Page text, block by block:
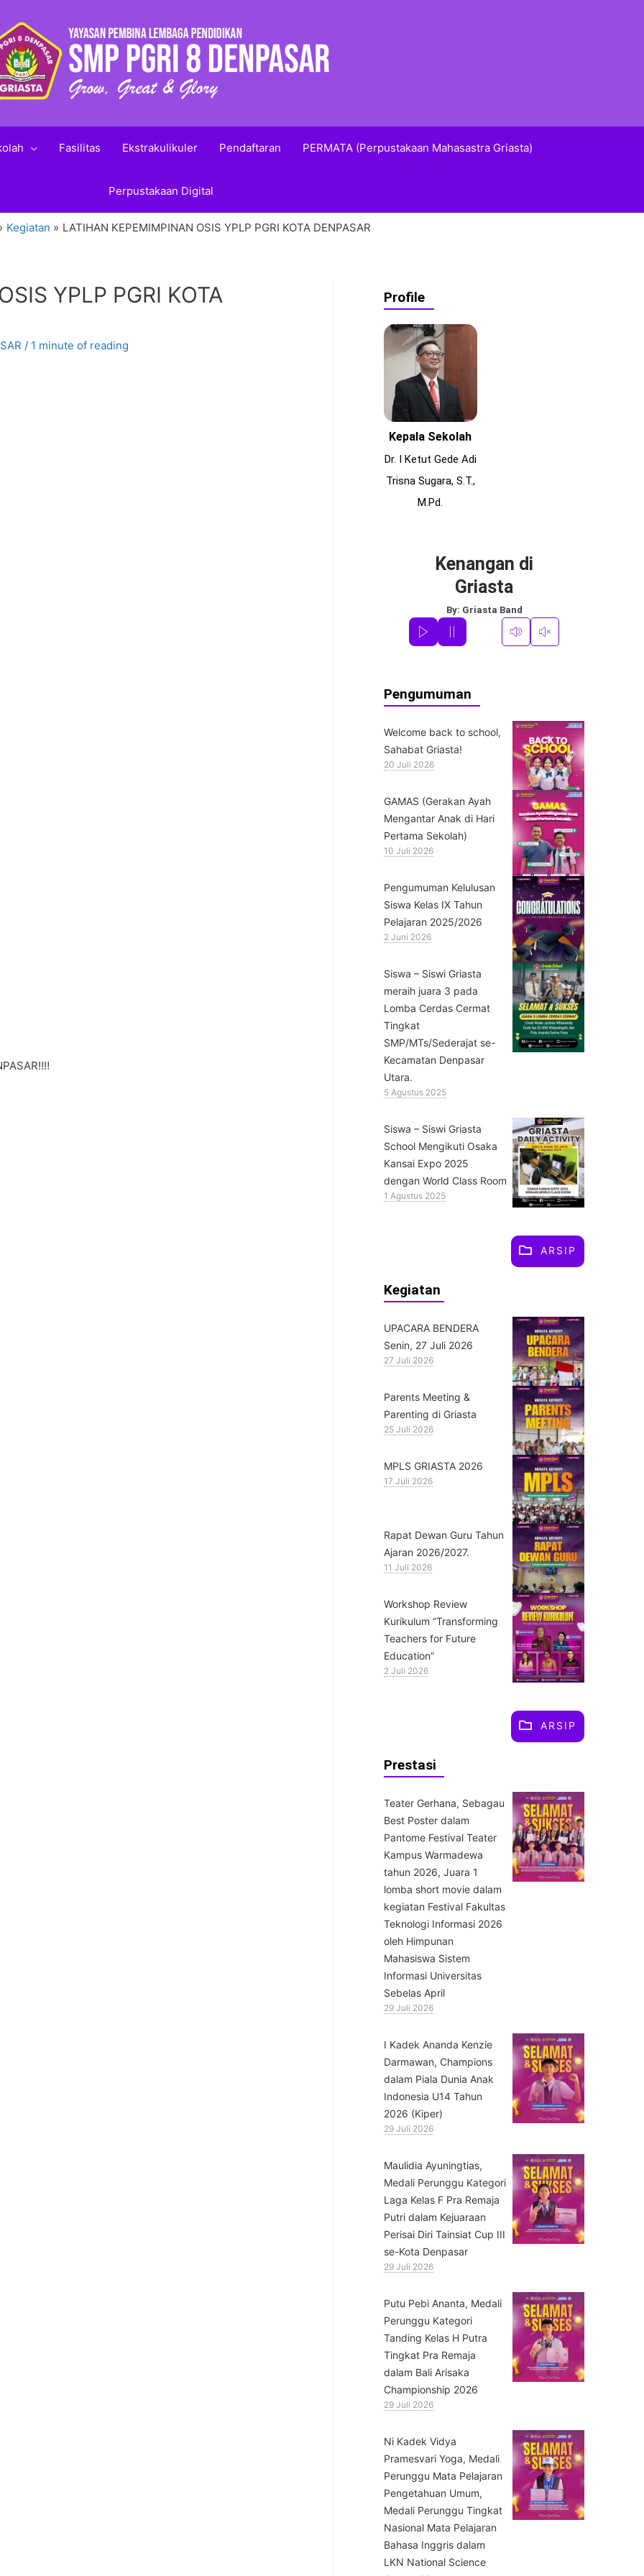
Fasilitas Ekstrakulikuler Pendaftaran PERMATA (Perpustakaan Mahasastra Griasta)
Perpustakaan Digital
Kegiatan LATIHAN KEPEMIMPINAN OSIS YPLP PGRI KOTA DENPASAR
YPLP PGRI KOTA
/ 1 minute of reading
Profile
Kepala Sekolah
Dr. I Ketut Gede Adi
Trisna Sugara, S.T.,
M.Pd.
Kenangan di
Griasta
By: Griasta Band
Pengumuman
Welcome back to school,
Sahabat Griasta!
20 Juli 2026
GAMAS (Gerakan Ayah
Mengantar Anak di Hari
Pertama Sekolah)
10 Juli 2026
Pengumuman Kelulusan
Siswa Kelas IX Tahun
Pelajaran 2025/2026
2 Juni 2026
Siswa – Siswi Griasta
meraih juara 3 pada
Lomba Cerdas Cermat
Tingkat
SMP/MTs/Sederajat se-
Kecamatan Denpasar
Utara.
5 Agustus 2025
Siswa – Siswi Griasta
School Mengikuti Osaka
Kansai Expo 2025
dengan World Class Room
1 Agustus 2025
ARSIP
Kegiatan
UPACARA BENDERA
Senin, 27 Juli 2026
27 Juli 2026
Parents Meeting &
Parenting di Griasta
25 Juli 2026
MPLS GRIASTA 2026
17 Juli 2026
Rapat Dewan Guru Tahun
Ajaran 2026/2027.
11 Juli 2026
Workshop Review
Kurikulum “Transforming
Teachers for Future
Education”
2 Juli 2026
ARSIP
Prestasi
Teater Gerhana, Sebagau
Best Poster dalam
Pantome Festival Teater
Kampus Warmadewa
tahun 2026, Juara 1
lomba short movie dalam
kegiatan Festival Fakultas
Teknologi Informasi 2026
oleh Himpunan
Mahasiswa Sistem
Informasi Universitas
Sebelas April
29 Juli 2026
⁠I Kadek Ananda Kenzie
Darmawan, Champions
dalam Piala Dunia Anak
Indonesia U14 Tahun
2026 (Kiper)
29 Juli 2026
⁠Maulidia Ayuningtias,
Medali Perunggu Kategori
Laga Kelas F Pra Remaja
Putri dalam Kejuaraan
Perisai Diri Tainsiat Cup III
se-Kota Denpasar
29 Juli 2026
Putu Pebi Ananta, Medali
Perunggu Kategori
Tanding Kelas H Putra
Tingkat Pra Remaja
dalam Bali Arisaka
Championship 2026
29 Juli 2026
⁠Ni Kadek Vidya
Pramesvari Yoga, Medali
Perunggu Mata Pelajaran
Pengetahuan Umum,
Medali Perunggu Tingkat
Nasional Mata Pelajaran
Bahasa Inggris dalam
LKN National Science